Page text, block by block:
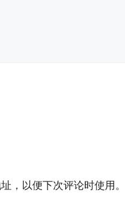
，以便下次评论时使用。